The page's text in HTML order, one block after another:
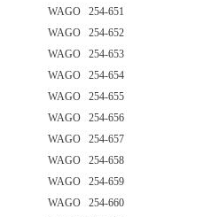
WAGO 254-651
WAGO 254-652
WAGO 254-653
WAGO 254-654
WAGO 254-655
WAGO 254-656
WAGO 254-657
WAGO 254-658
WAGO 254-659
WAGO 254-660